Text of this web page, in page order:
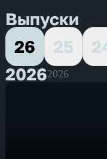
Выпуски
26
25
20262026